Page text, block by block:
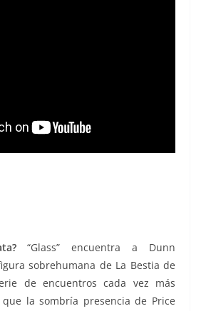
“Glass”encuentra a Dunn
sobrehumana de La Bestia de
de encuentros cada vez más
la sombría presencia de Price